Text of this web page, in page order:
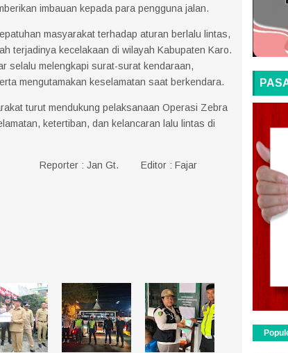
imbauan kepada para pengguna jalan.
masyarakat terhadap aturan berlalu lintas,
terjadinya kecelakaan di wilayah Kabupaten Karo.
selalu melengkapi surat-surat kendaraan,
mengutamakan keselamatan saat berkendara.
turut mendukung pelaksanaan Operasi Zebra
ketertiban, dan kelancaran lalu lintas di
) Reporter : Jan Gt. Editor : Fajar